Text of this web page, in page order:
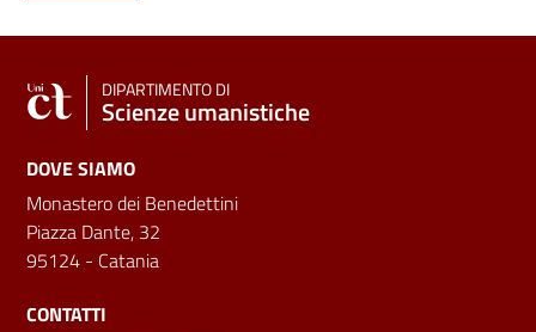
DIPARTIMENTO DI
Scienze umanistiche
DOVE SIAMO
Monastero dei Benedettini
Piazza Dante, 32
95124 - Catania
CONTATTI